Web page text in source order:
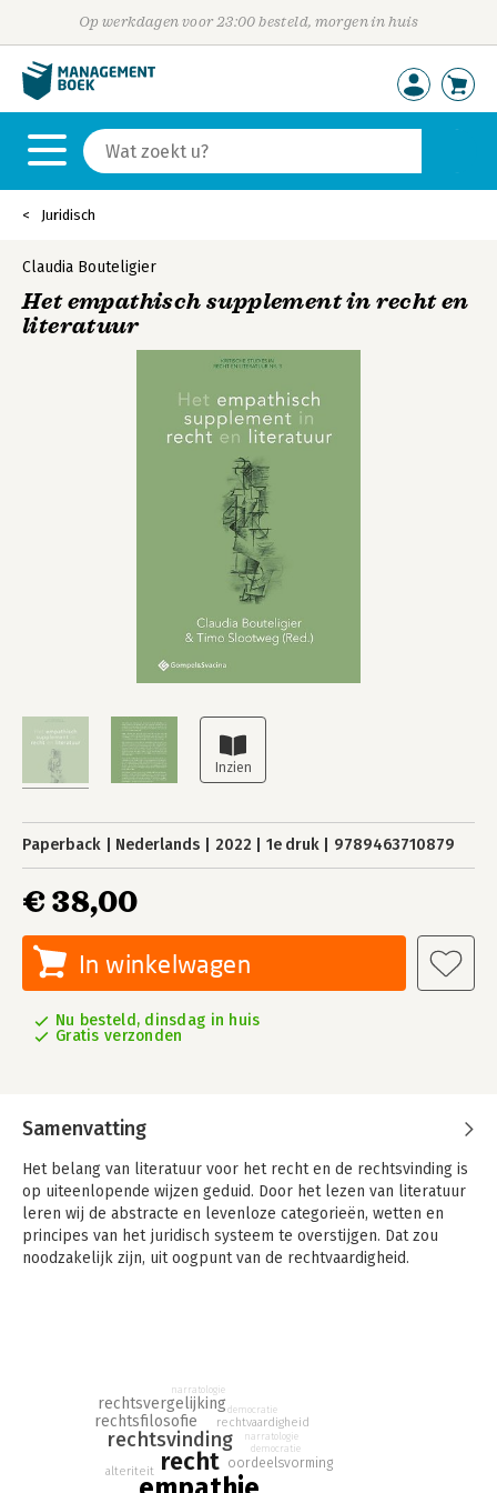
Op werkdagen voor 23:00 besteld, morgen in huis
Juridisch
Claudia Bouteligier
Het empathisch supplement in recht en
literatuur
Paperback Nederlands 2022 1e druk 9789463710879
€ 38,00
In winkelwagen
Nu besteld, dinsdag in huis
Gratis verzonden
Samenvatting
Het belang van literatuur voor het recht en de rechtsvinding is
op uiteenlopende wijzen geduid. Door het lezen van literatuur
leren wij de abstracte en levenloze categorieën, wetten en
principes van het juridisch systeem te overstijgen. Dat zou
noodzakelijk zijn, uit oogpunt van de rechtvaardigheid.
literatuur onmisbaar te zijn.
Inlevingsvermogen, verbeelding en empathie worden
essentieel geacht om te ervaren hoe het is om een ander te
zijn. Dankzij kunst en literatuur, niet door de geleerdheid van
wetenschap en logica alleen, hoeven recht en politiek de
recht
rechtsvinding
rechtsfilosofie
rechtsvergelijking
oordeelsvorming
alteriteit
rechtvaardigheid
narratologie
democratie
narratologie
democratie